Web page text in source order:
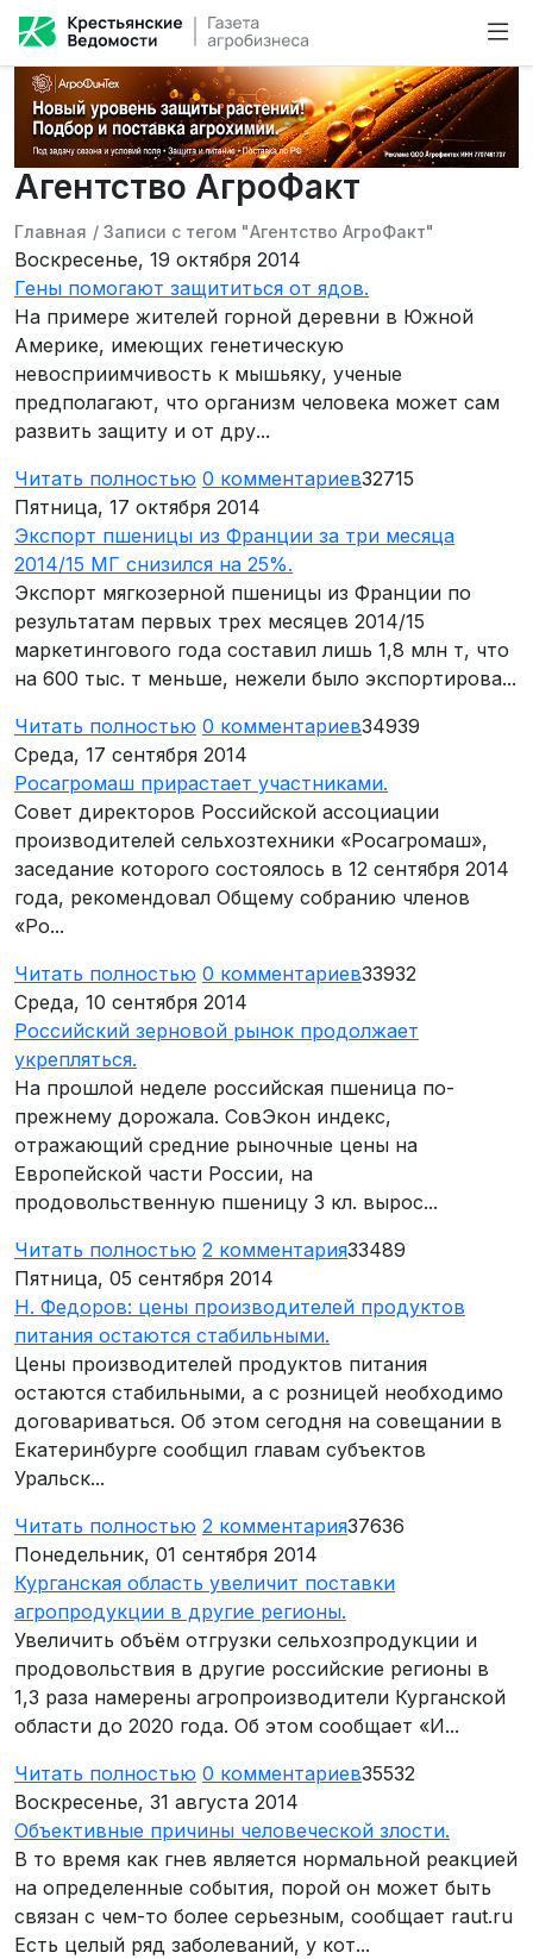
Агентство АгроФакт
Главная / Записи с тегом "Агентство АгроФакт"
Воскресенье, 19 октября 2014
Гены помогают защититься от ядов.
На примере жителей горной деревни в Южной
Америке, имеющих генетическую
невосприимчивость к мышьяку, ученые
предполагают, что организм человека может сам
развить защиту и от дру...
Читать полностью 0 комментариев32715
Пятница, 17 октября 2014
Экспорт пшеницы из Франции за три месяца
2014/15 МГ снизился на 25%.
Экспорт мягкозерной пшеницы из Франции по
результатам первых трех месяцев 2014/15
маркетингового года составил лишь 1,8 млн т, что
на 600 тыс. т меньше, нежели было экспортирова...
Читать полностью 0 комментариев34939
Среда, 17 сентября 2014
Росагромаш прирастает участниками.
Совет директоров Российской ассоциации
производителей сельхозтехники «Росагромаш»,
заседание которого состоялось в 12 сентября 2014
года, рекомендовал Общему собранию членов
«Ро...
Читать полностью 0 комментариев33932
Среда, 10 сентября 2014
Российский зерновой рынок продолжает
укрепляться.
На прошлой неделе российская пшеница по-
прежнему дорожала. СовЭкон индекс,
отражающий средние рыночные цены на
Европейской части России, на
продовольственную пшеницу 3 кл. вырос...
Читать полностью 2 комментария33489
Пятница, 05 сентября 2014
Н. Федоров: цены производителей продуктов
питания остаются стабильными.
Цены производителей продуктов питания
остаются стабильными, а с розницей необходимо
договариваться. Об этом сегодня на совещании в
Екатеринбурге сообщил главам субъектов
Уральск...
Читать полностью 2 комментария37636
Понедельник, 01 сентября 2014
Курганская область увеличит поставки
агропродукции в другие регионы.
Увеличить объём отгрузки сельхозпродукции и
продовольствия в другие российские регионы в
1,3 раза намерены агропроизводители Курганской
области до 2020 года. Об этом сообщает «И...
Читать полностью 0 комментариев35532
Воскресенье, 31 августа 2014
Объективные причины человеческой злости.
В то время как гнев является нормальной реакцией
на определенные события, порой он может быть
связан с чем-то более серьезным, сообщает raut.ru
Есть целый ряд заболеваний, у кот...